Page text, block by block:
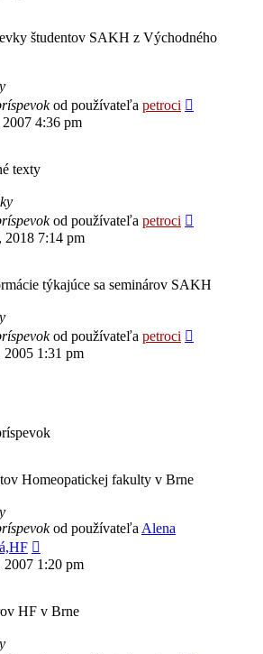
študentov SAKH z Východného
od používateľa petroci
4:36 pm
texty
od používateľa petroci
2018 7:14 pm
týkajúce sa seminárov SAKH
od používateľa petroci
2005 1:31 pm
Homeopatickej fakulty v Brne
od používateľaAlena
posledný
príspevok
2007 1:20 pm
HF v Brne